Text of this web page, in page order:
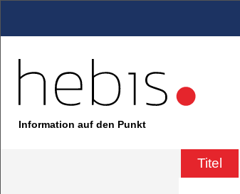
Information auf den Punkt
Titel